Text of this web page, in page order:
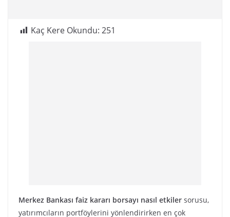
Kaç Kere Okundu: 251
Merkez Bankası faiz kararı borsayı nasıl etkiler sorusu,
yatırımcıların portföylerini yönlendirirken en çok